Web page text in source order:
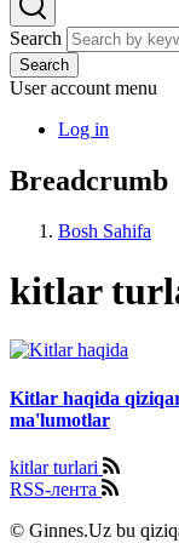
Search
Search
User account menu
Log in
Breadcrumb
Bosh Sahifa
kitlar
Kitlar haqida
ma'lumotlar
kitlar turlari
RSS-лента
© Ginnes.Uz bu